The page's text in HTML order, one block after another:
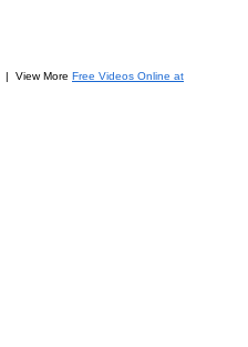
| View More Free Videos Online at